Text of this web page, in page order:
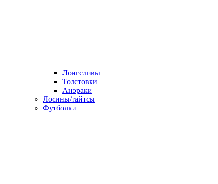
Лонгсливы
Толстовки
Анораки
Лосины/тайтсы
Футболки